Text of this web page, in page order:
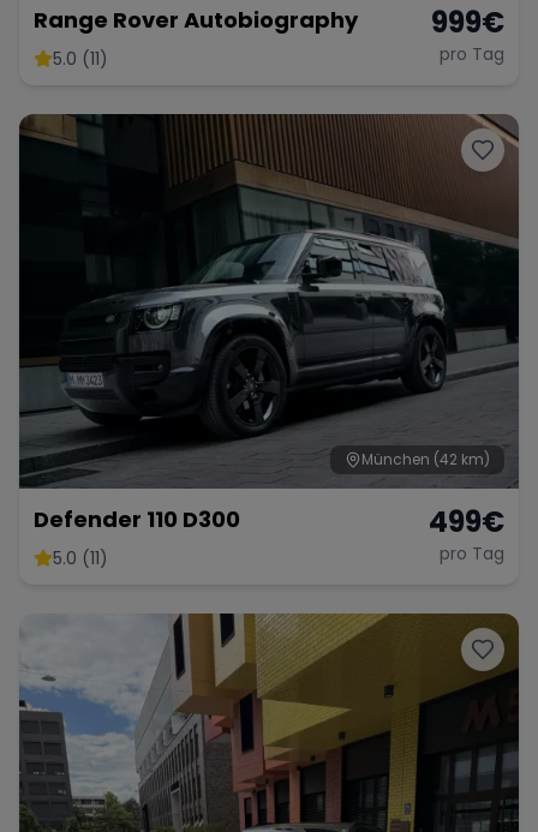
Range Rover Autobiography
5.0 (11)
999€
pro Tag
München (42 km)
Defender 110 D300
5.0 (11)
499€
pro Tag